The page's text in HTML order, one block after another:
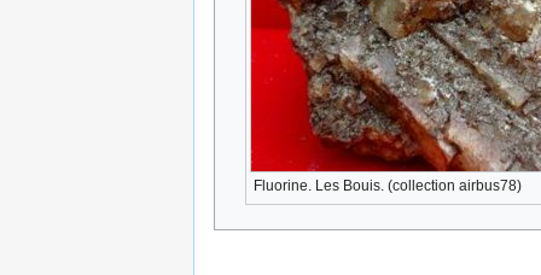
Fluorine. Les Bouis. (collection airbus78)